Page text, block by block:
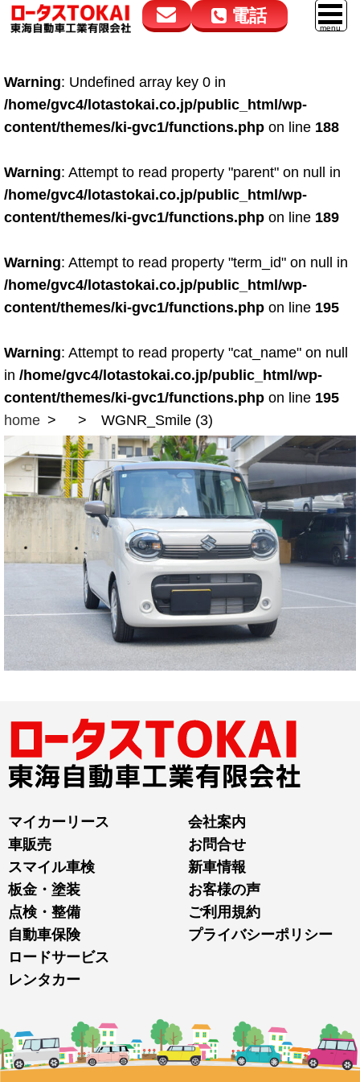
電話
050-5264-4432
9:00～18:00
050-5264-4433
9:00～18:00
車販売
スマイル車検
鈑金・塗装
点検・整備
ロードサービス
レンタカー
Warning: Undefined array key 0 in
/home/gvc4/lotastokai.co.jp/public_html/wp-
content/themes/ki-gvc1/functions.php on line 188
Warning: Attempt to read property "parent" on null in
/home/gvc4/lotastokai.co.jp/public_html/wp-
content/themes/ki-gvc1/functions.php on line 189
Warning: Attempt to read property "term_id" on null in
/home/gvc4/lotastokai.co.jp/public_html/wp-
content/themes/ki-gvc1/functions.php on line 195
Warning: Attempt to read property "cat_name" on null
in /home/gvc4/lotastokai.co.jp/public_html/wp-
content/themes/ki-gvc1/functions.php on line 195
home
WGNR_Smile (3)
マイカーリース
車販売
スマイル車検
板金・塗装
点検・整備
自動車保険
ロードサービス
レンタカー
会社案内
お問合せ
新車情報
お客様の声
ご利用規約
プライバシーポリシー